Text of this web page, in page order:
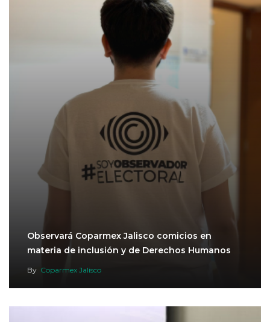
Observará Coparmex Jalisco comicios en
materia de inclusión y de Derechos Humanos
By Coparmex Jalisco